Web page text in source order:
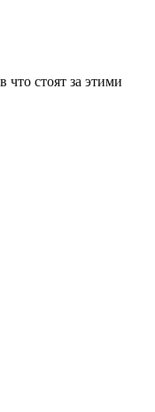
что стоят за этими